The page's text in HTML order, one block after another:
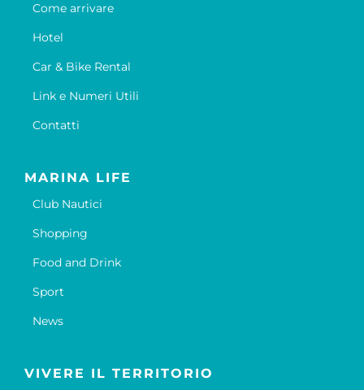
Come arrivare
Hotel
Car & Bike Rental
Link e Numeri Utili
Contatti
MARINA LIFE
Club Nautici
Shopping
Food and Drink
Sport
News
VIVERE IL TERRITORIO